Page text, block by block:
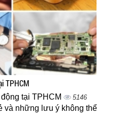
TPHCM
tại TPHCM 5146
và những lưu ý không thể